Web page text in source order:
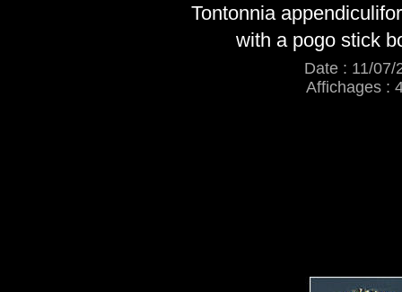
Tontonnia
with a pogo stick
Date : 11/07/
Affichages :